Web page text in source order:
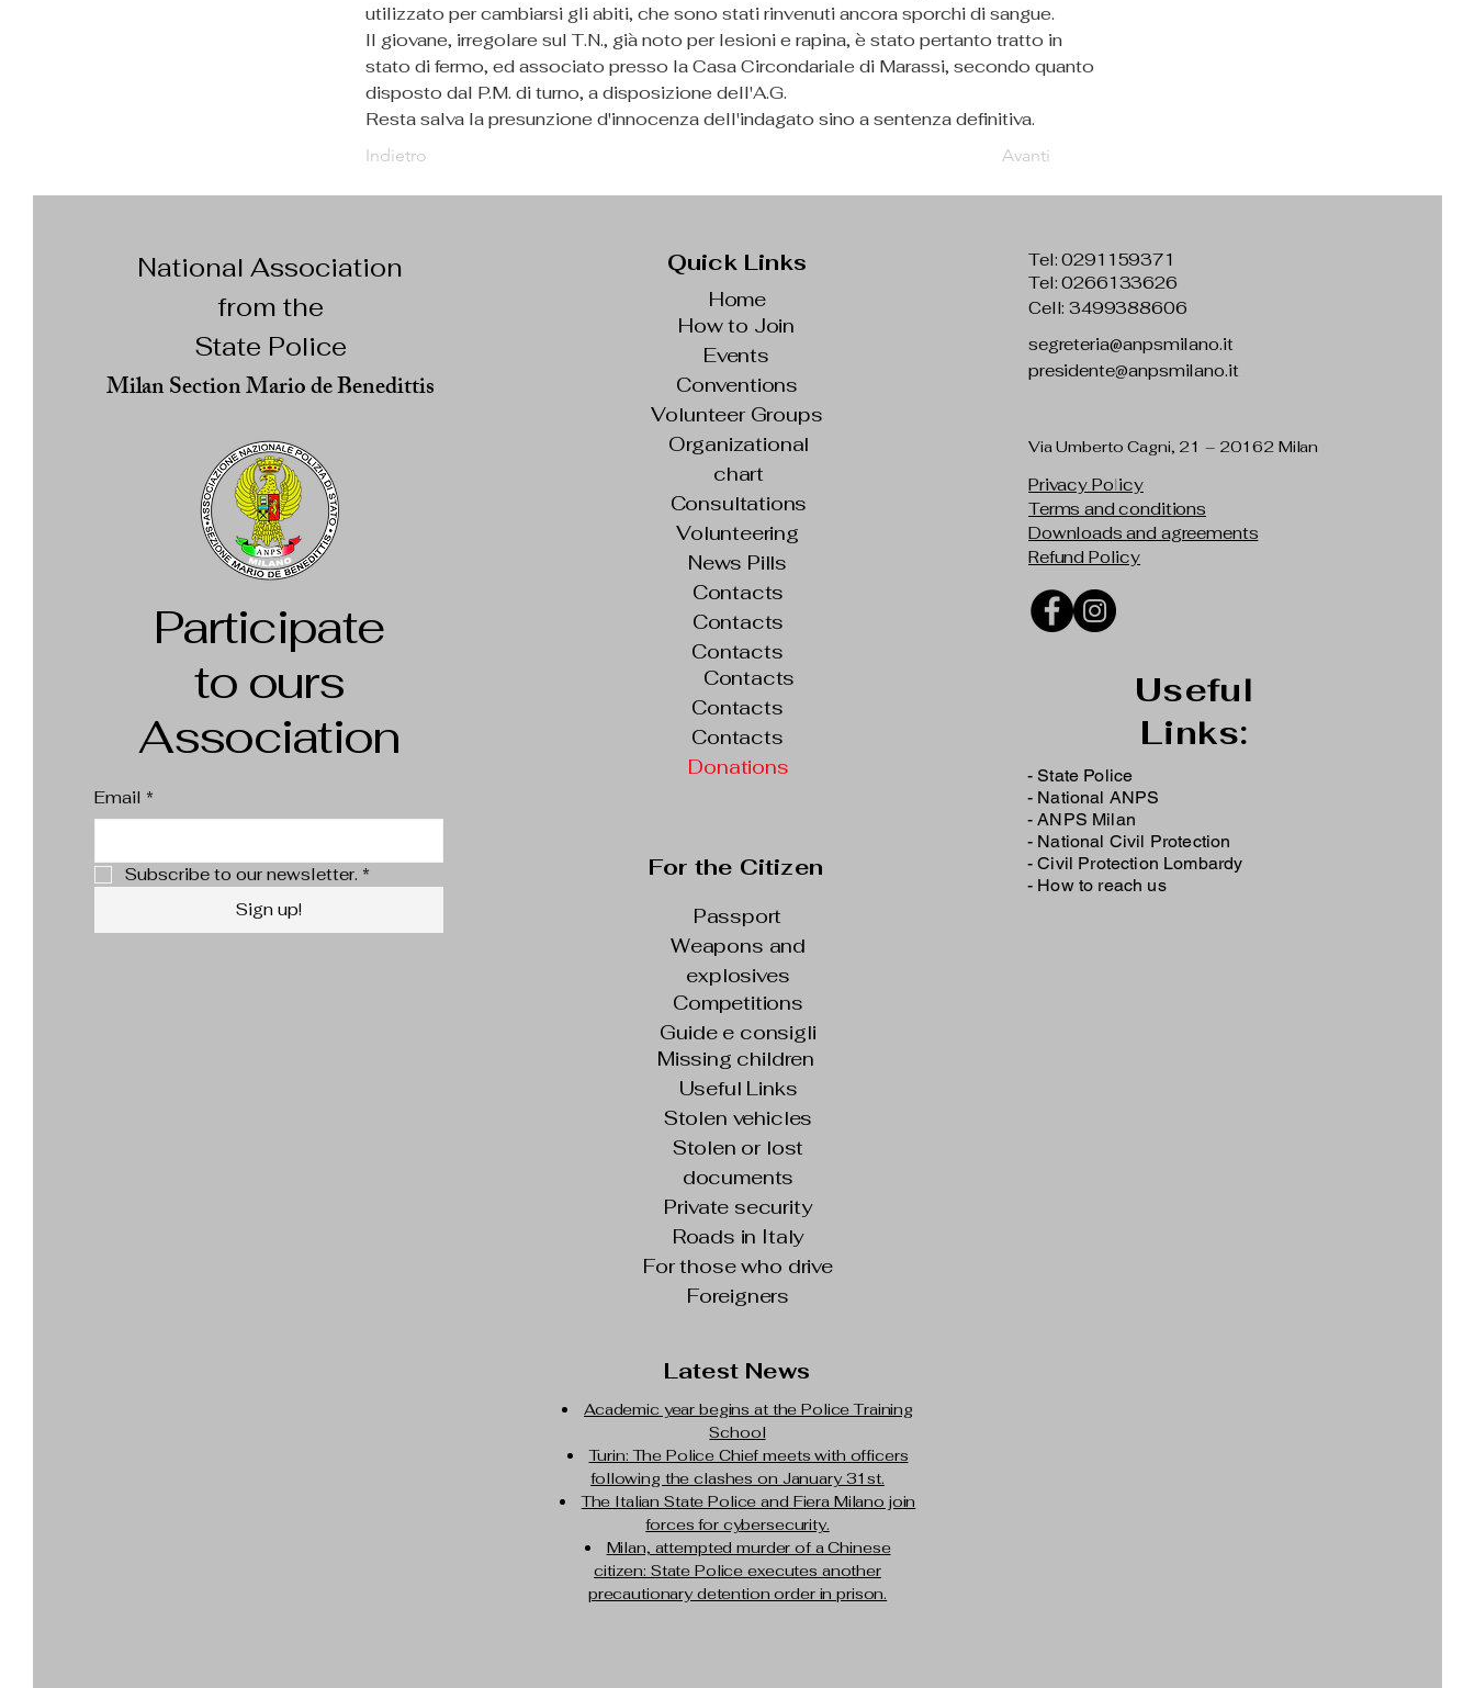
utilizzato per cambiarsi gli abiti, che sono stati rinvenuti ancora sporchi di sangue.
Il giovane, irregolare sul T.N., già noto per lesioni e rapina, è stato pertanto tratto in
stato di fermo, ed associato presso la Casa Circondariale di Marassi, secondo quanto
disposto dal P.M. di turno, a disposizione dell'A.G.
Resta salva la presunzione d'innocenza dell'indagato sino a sentenza definitiva.
Indietro Avanti
National Association
from the
State Police
Milan Section Mario de Benedittis
Participate
to ours
Association
Email *
Subscribe to our newsletter. *
Sign up!
Quick Links
How to Join
Home
Events
Conventions
Volunteer Groups
Organizational
chart
Consultations
Volunteering
News Pills
Contacts
Contacts
Contacts
Contacts
Contacts
Contacts
Donations
For the Citizen
Passport
Weapons and
explosives
Competitions
Guide e consigli
Missing children
Useful Links
Stolen vehicles
Stolen or lost
documents
Private security
Roads in Italy
For those who drive
Foreigners
Latest News
Academic year begins at the Police Training
School
Turin: The Police Chief meets with officers
following the clashes on January 31st.
The Italian State Police and Fiera Milano join
forces for cybersecurity.
Milan, attempted murder of a Chinese
citizen: State Police executes another
precautionary detention order in prison.
Tel:0291159371
Tel: 0266133626
Cell: 3499388606
segreteria@anpsmilano.it
presidente@anpsmilano.it
Via Umberto Cagni, 21 – 20162 Milan
Privacy Policy
Terms and conditions
Downloads and agreements
Refund Policy
Useful
Links:
- State Police
- National ANPS
-ANPS Milan
- National Civil Protection
-Civil Protection Lombardy
- How to reach us